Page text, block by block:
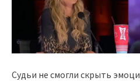
Судьи не смогли скрыть